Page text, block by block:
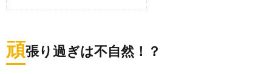
頑張り過ぎは不自然！？